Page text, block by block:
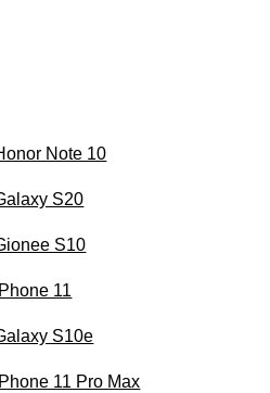
Note 10
S20
S10
11
S10e
11 Pro Max